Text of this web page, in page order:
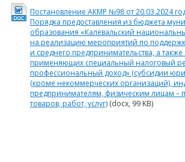
Постановление АКМР №98 от 20.03.2024
Порядка предоставления из бюджета
образования «Калевальский
на реализацию мероприятий по
и среднего предпринимательства, а
применяющих специальный налоговый
профессиональный доход» (субсидии
(кроме некоммерческих организаций),
предпринимателям, физическим лицам –
товаров, работ, услуг) (docx, 99 KB)